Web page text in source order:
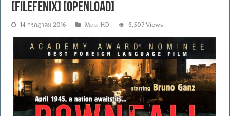
[FILEFENIX] [OPENLOAD]
14 กรกฎาคม 2016 Mini-HD 6,507 Views